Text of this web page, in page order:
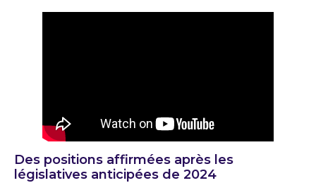
Des positions affirmées après les
législatives anticipées de 2024